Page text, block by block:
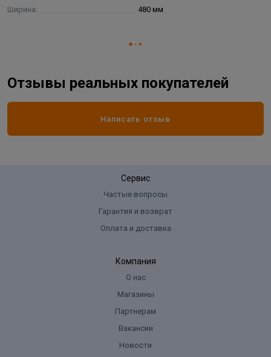
Ширина: 480 мм
Отзывы реальных покупателей
Написать отзыв
Сервис
Частые вопросы
Гарантия и возврат
Оплата и доставка
Компания
О нас
Магазины
Партнерам
Вакансии
Новости